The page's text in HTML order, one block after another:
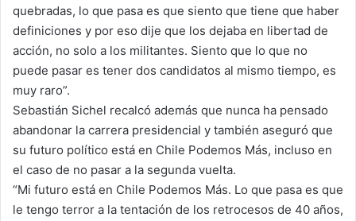
quebradas, lo que pasa es que siento que tiene que haber
definiciones y por eso dije que los dejaba en libertad de
acción, no solo a los militantes. Siento que lo que no
puede pasar es tener dos candidatos al mismo tiempo, es
muy raro”.
Sebastián Sichel recalcó además que nunca ha pensado
abandonar la carrera presidencial y también aseguró que
su futuro político está en Chile Podemos Más, incluso en
el caso de no pasar a la segunda vuelta.
“Mi futuro está en Chile Podemos Más. Lo que pasa es que
le tengo terror a la tentación de los retrocesos de 40 años,